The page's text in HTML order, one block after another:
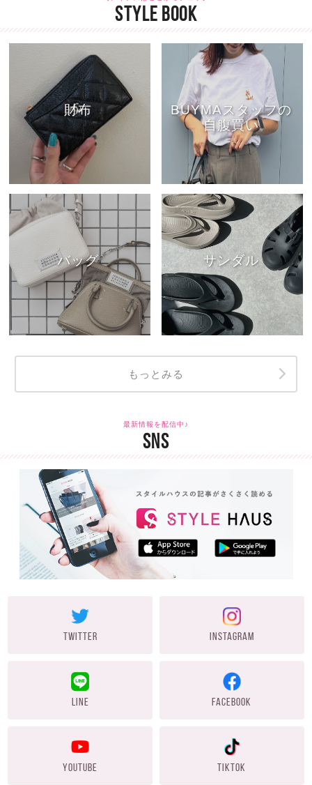
STYLE BOOK
財布
BUYMAスタッフの
自腹買い
バッグ サンダル
もっとみる
最新情報を配信中♪
SNS
TWITTER INSTAGRAM
LINE FACEBOOK
YOUTUBE TIKTOK